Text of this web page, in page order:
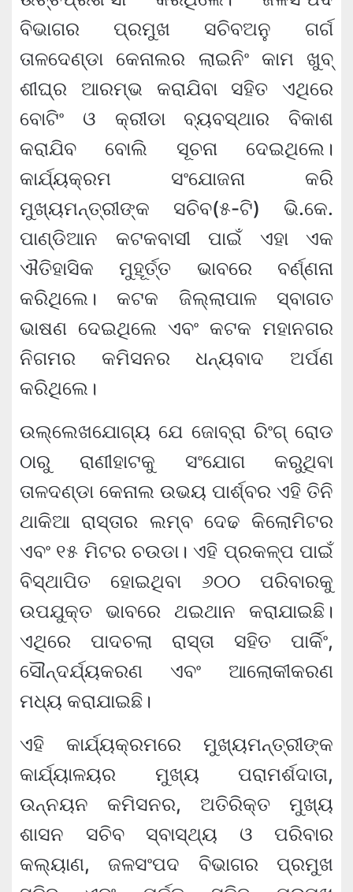
ବିଭାଗର ପ୍ରମୁଖ ସଚିବଅନୁ ଗର୍ଗ
ତାଳଦେଣ୍ଡା କେନାଲର ଲାଇନିଂ କାମ ଖୁବ୍‌
ଶୀଘ୍ର ଆରମ୍ଭ କରାଯିବା ସହିତ ଏଥିରେ
ବୋଟିଂ ଓ କ୍ରୀଡା ବ୍ୟବସ୍ଥାର ବିକାଶ
କରାଯିବ ବୋଲି ସୂଚନା ଦେଇଥିଲେ।
କାର୍ଯ୍ୟକ୍ରମ ସଂଯୋଜନା କରି
ମୁଖ୍ୟମନ୍ତ୍ରୀଙ୍କ ସଚିବ(୫-ଟି) ଭି.କେ.
ପାଣ୍ଡିଆନ କଟକବାସୀ ପାଇଁ ଏହା ଏକ
ଐତିହାସିକ ମୁହୂର୍ତ୍ତ ଭାବରେ ବର୍ଣ୍ଣନା
କରିଥିଲେ। କଟକ ଜିଲ୍ଲାପାଳ ସ୍ବାଗତ
ଭାଷଣ ଦେଇଥିଲେ ଏବଂ କଟକ ମହାନଗର
ନିଗମର କମିସନର ଧନ୍ୟବାଦ ଅର୍ପଣ
କରିଥିଲେ।
ଉଲ୍ଲେଖଯୋଗ୍ୟ ଯେ ଜୋବ୍ରା ରିଂଗ୍‌ ରୋଡ
ଠାରୁ ରାଣୀହାଟକୁ ସଂଯୋଗ କରୁଥିବା
ତାଳଦଣ୍ଡା କେନାଲ ଉଭୟ ପାର୍ଶ୍ବର ଏହି ତିନି
ଥାକିଆ ରାସ୍ତାର ଲମ୍ବ ଦେଢ କିଲୋମିଟର
ଏବଂ ୧୫ ମିଟର ଚଉଡା। ଏହି ପ୍ରକଳ୍ପ ପାଇଁ
ବିସ୍ଥାପିତ ହୋଇଥିବା ୬୦୦ ପରିବାରକୁ
ଉପଯୁକ୍ତ ଭାବରେ ଥଇଥାନ କରାଯାଇଛି।
ଏଥିରେ ପାଦଚଲା ରାସ୍ତା ସହିତ ପାର୍କିଂ,
ସୌନ୍ଦର୍ଯ୍ୟକରଣ ଏବଂ ଆଲୋକୀକରଣ
ମଧ୍ୟ କରାଯାଇଛି।
ଏହି କାର୍ଯ୍ୟକ୍ରମରେ ମୁଖ୍ୟମନ୍ତ୍ରୀଙ୍କ
କାର୍ଯ୍ୟାଳୟର ମୁଖ୍ୟ ପରାମର୍ଶଦାତା,
ଉନ୍ନୟନ କମିସନର, ଅତିରିକ୍ତ ମୁଖ୍ୟ
ଶାସନ ସଚିବ ସ୍ବାସ୍ଥ୍ୟ ଓ ପରିବାର
କଲ୍ୟାଣ, ଜଳସଂପଦ ବିଭାଗର ପ୍ରମୁଖ